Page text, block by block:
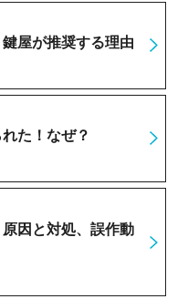
屋が推奨する理由
た！なぜ？
因と対処、誤作動